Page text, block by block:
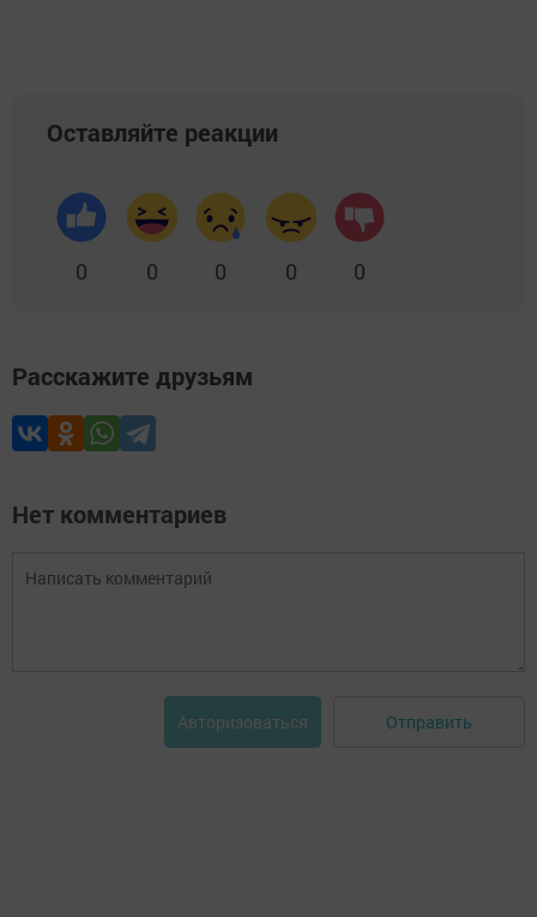
Оставляйте реакции
0 0 0 0 0
Расскажите друзьям
Нет комментариев
Авторизоваться Отправить